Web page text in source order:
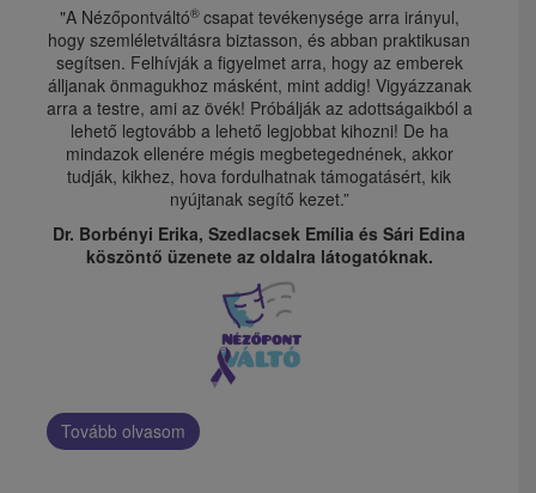
"A Nézőpontváltó® csapat tevékenysége arra irányul,
hogy szemléletváltásra biztasson, és abban praktikusan
segítsen. Felhívják a figyelmet arra, hogy az emberek
álljanak önmagukhoz másként, mint addig! Vigyázzanak
arra a testre, ami az övék! Próbálják az adottságaikból a
lehető legtovább a lehető legjobbat kihozni! De ha
mindazok ellenére mégis megbetegednének, akkor
tudják, kikhez, hova fordulhatnak támogatásért, kik
nyújtanak segítő kezet.”
Dr. Borbényi Erika, Szedlacsek Emília és Sári Edina
köszöntő üzenete az oldalra látogatóknak.
Tovább olvasom